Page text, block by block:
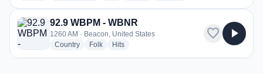
92.9 WBPM - WBNR
1260 AM · Beacon, United States
Countryradio stations
Folkradio stations
Hitsradio stations
favorite play_arrow